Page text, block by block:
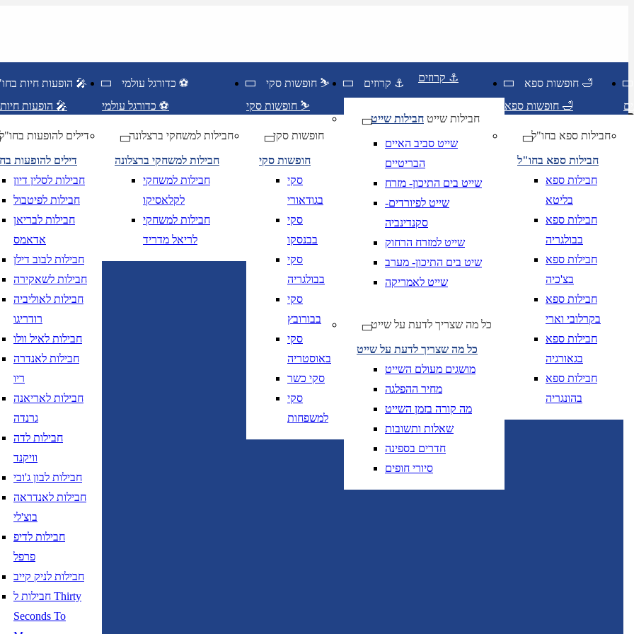
הופעות חיות בחו"ל 🎤
הופעות חיות בחו"ל 🎤
דילים להופעות בחו"ל
דילים להופעות
חבילות לסלין דיון
חבילות לפיטבול
חבילות לבריאן
אדאמס
חבילות לבוב דילן
חבילות לשאקירה
חבילות לאוליביה
רודריגו
חבילות לאיל וולו
חבילות לאנדרה
ריו
חבילות לאריאנה
גרנדה
חבילות לדה
וויקנד
חבילות לבון ג'ובי
חבילות לאנדראה
בוצ'לי
חבילות לדיפ
פרפל
חבילות לניק קייב
חבילות ל Thirty
Seconds To
כדורגל עולמי ⚽
כדורגל עולמי ⚽
חבילות למשחקי ברצלונה
חבילות למשחקי ברצלונה
חבילות למשחקי
לקלאסיקו
חבילות למשחקי
לריאל מדריד
חופשות סקי ⛷️
חופשות סקי ⛷️
חופשות סקי
חופשות סקי
סקי
בגודאורי
סקי
בבנסקו
סקי
בבולגריה
סקי
בבורובץ
סקי
באוסטריה
סקי כשר
סקי
למשפחות
קרוזים ⚓ קרוזים ⚓
חבילות שייט חבילות שייט
שייט סביב האיים
הבריטיים
שייט בים התיכון- מזרח
שייט לפיורדים-
סקנדינביה
שייט למזרח הרחוק
שיט בים התיכון- מערב
שייט לאמריקה
כל מה שצריך לדעת על שייט
כל מה שצריך לדעת על שייט
מושגים מעולם השייט
מחיר ההפלגה
מה קורה בזמן השייט
שאלות ותשובות
חדרים בספינה
סיורי חופים
חופשות ספא 🛁
חופשות ספא 🛁
חבילות ספא בחו"ל
חבילות ספא בחו"ל
חבילות ספא
בליטא
חבילות ספא
בבולגריה
חבילות ספא
בצ'כיה
חבילות ספא
בקרלובי וארי
חבילות ספא
בגאורגיה
חבילות ספא
בהונגריה
תאריך יציאה
נא לוודא בחירת יעד לפני בחירת
יום בשתי ספרות קו נטוי חודש בשתי ספרות קו נטוי
תאריך חזרה
DD/MM/YY יום בשתי ספרות קו נטוי חודש בשתי ספרות קו נטוי
תאריך יציאה
תאריך יציאה,